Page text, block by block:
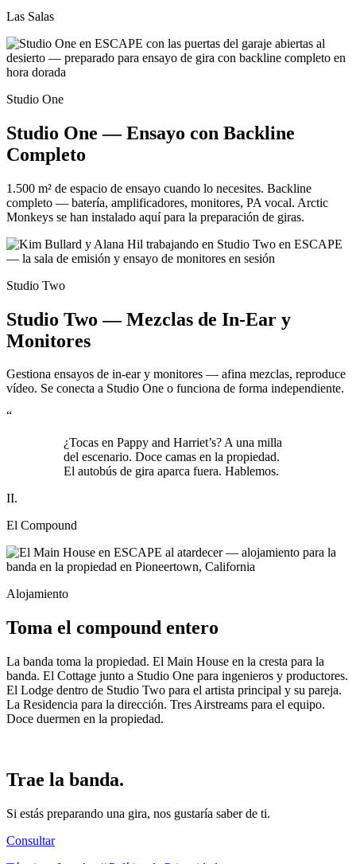
Las Salas
Studio One
Studio One — Ensayo con Backline
Completo
1.500 m² de espacio de ensayo cuando lo necesites. Backline
completo — batería, amplificadores, monitores, PA vocal. Arctic
Monkeys se han instalado aquí para la preparación de giras.
Studio Two
Studio Two — Mezclas de In-Ear y
Monitores
Gestiona ensayos de in-ear y monitores — afina mezclas, reproduce
vídeo. Se conecta a Studio One o funciona de forma independiente.
“
¿Tocas en Pappy and Harriet’s? A una milla
del escenario. Doce camas en la propiedad.
El autobús de gira aparca fuera. Hablemos.
II.
El Compound
Alojamiento
Toma el compound entero
La banda toma la propiedad. El Main House en la cresta para la
banda. El Cottage junto a Studio One para ingenieros y productores.
El Lodge dentro de Studio Two para el artista principal y su pareja.
La Residencia para la dirección. Tres Airstreams para el equipo.
Doce duermen en la propiedad.
Trae la banda.
Si estás preparando una gira, nos gustaría saber de ti.
Consultar